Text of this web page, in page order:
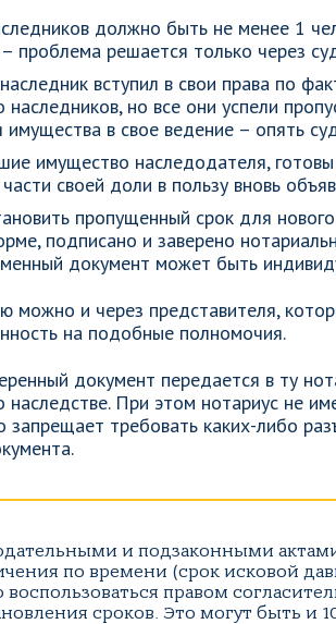
должно быть не менее 1
проблема решается только через
вступил в свои права по
наследников, но все они успели
имущества в свое ведение – опять
имущество наследодателя,
своей доли в пользу вновь
пропущенный срок для
подписано и заверено
документ может быть
можно и через представителя,
на подобные полномочия.
документ передается в ту
наследстве. При этом нотариус не
запрещает требовать каких-либо
и подзаконными
по времени (срок исковой
правом
сроков. Это могут быть и